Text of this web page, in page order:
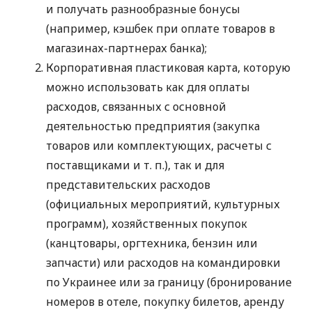
и получать разнообразные бонусы
(например, кэшбек при оплате товаров в
магазинах-партнерах банка);
Корпоративная пластиковая карта, которую
можно использовать как для оплаты
расходов, связанных с основной
деятельностью предприятия (закупка
товаров или комплектующих, расчеты с
поставщиками и т. п.), так и для
представительских расходов
(официальных мероприятий, культурных
программ), хозяйственных покупок
(канцтовары, оргтехника, бензин или
запчасти) или расходов на командировки
по Украинее или за границу (бронирование
номеров в отеле, покупку билетов, аренду